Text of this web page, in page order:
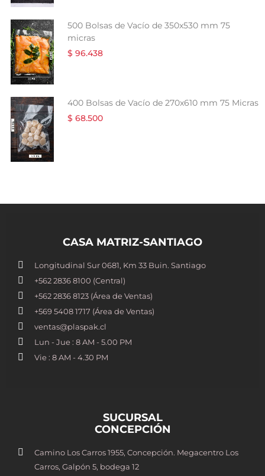
500 Bolsas de Vacío de 350x530 mm 75
micras
$ 96.438
400 Bolsas de Vacío de 270x610 mm 75 Micras
$ 68.500
CASA MATRIZ-SANTIAGO
Longitudinal Sur 0681, Km 33 Buin. Santiago
+562 2836 8100​ (Central)
+562 2836 8123 (Área de Ventas)
+569 5408 1717 (Área de Ventas)
ventas@plaspak.cl
Lun - Jue : 8 AM - 5.00 PM
Vie : 8 AM - 4.30 PM
SUCURSAL
CONCEPCIÓN
Camino Los Carros 1955, Concepción. Megacentro Los
Carros, Galpón 5, bodega 12